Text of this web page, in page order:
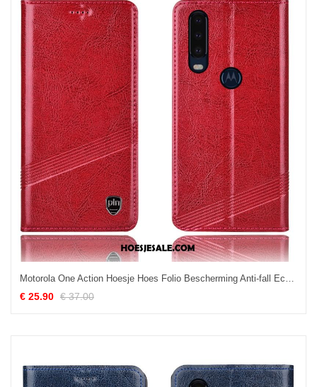
Motorola One Action Hoesje Hoes Folio Bescherming Anti-fall Echt Leer Online
€ 25.90 € 37.00